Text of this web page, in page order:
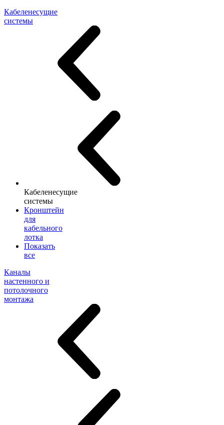
Кабеленесущие
системы
Кабеленесущие
системы
Кронштейн
для
кабельного
лотка
Показать
все
Каналы
настенного и
потолочного
монтажа